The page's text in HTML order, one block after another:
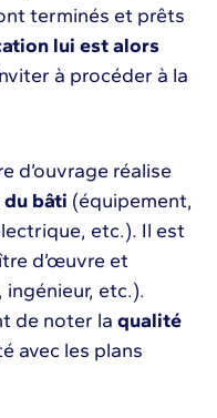
terminés et prêts
lui est alors
à procéder à la
d’ouvrage réalise
bâti (équipement,
etc.). Il est
d’œuvre et
etc.).
de noter la qualité
avec les plans